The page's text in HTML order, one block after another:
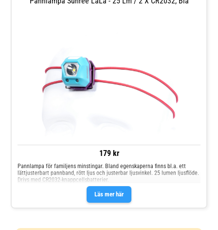
179 kr
Läs mer här
Pannlampa för familjens minstingar. Bland egenskaperna finns bl.a. ett
lättjusterbart pannband, rött ljus och justerbar ljusvinkel. 25 lumen ljusflöde.
Drivs med CR2032-knappcellsbatterier.